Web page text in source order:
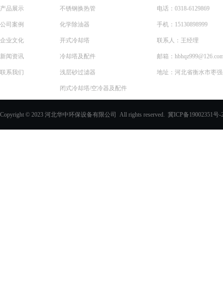
产品展示
公司案例
企业文化
新闻资讯
联系我们
不锈钢换热管
化学除油器
开式冷却塔
冷却塔及配件
浅层砂过滤器
闭式冷却塔/空冷器及配件
电话：0318-6129869
手机：15130898999
联系人：王经理
邮箱：
地址：河北省衡水市枣
Copyright © 2023 河北华中环保设备有限公司 All rights reserved. 冀ICP备19002351号-